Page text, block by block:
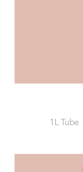
1L Tube